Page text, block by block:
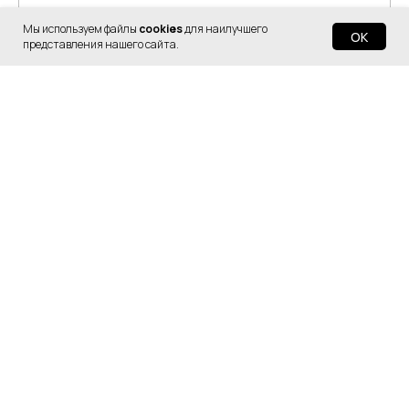
Мы используем файлы cookiesдля наилучшего
представления нашего сайта.
OK